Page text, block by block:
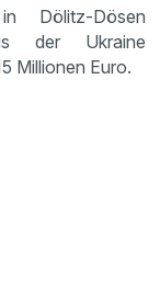
Dölitz-Dösen
der Ukraine
Millionen Euro.